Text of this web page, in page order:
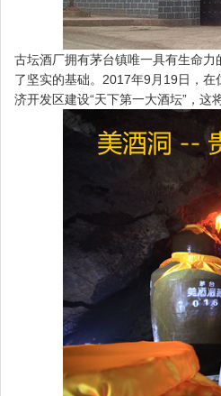
古坛酒厂拥有茅台镇唯一具有生命
了坚实的基础。2017年9月19日，在
济开发区建设“天下第一大酒坛”，这